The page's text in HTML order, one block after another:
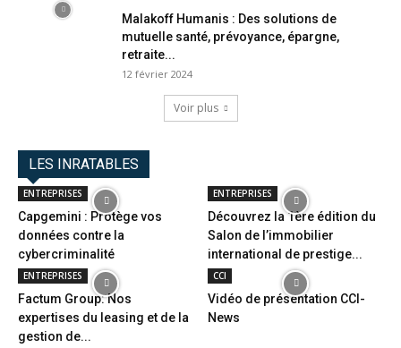
Malakoff Humanis : Des solutions de
mutuelle santé, prévoyance, épargne,
retraite...
12 février 2024
Voir plus
LES INRATABLES
ENTREPRISES
Capgemini : Protège vos
données contre la
cybercriminalité
ENTREPRISES
Découvrez la 1ère édition du
Salon de l’immobilier
international de prestige...
ENTREPRISES
Factum Group: Nos
expertises du leasing et de la
gestion de...
CCI
Vidéo de présentation CCI-
News